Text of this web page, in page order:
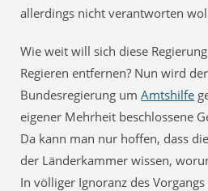
allerdings nicht verantworten
Wie weit will sich diese
Regieren entfernen? Nun wird
Bundesregierung umAmtshilfe
eigener Mehrheit beschlossene
Da kann man nur hoffen, dass
der Länderkammer wissen,
In völliger Ignoranz des